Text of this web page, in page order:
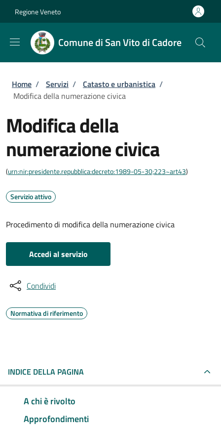
Regione Veneto
Comune di San Vito di Cadore
Briciole di pane
Home / Servizi / Catasto e urbanistica /
Modifica della numerazione civica
Modifica della
numerazione civica
(urn:nir:presidente.repubblica:decreto:1989-05-30;223~art43)
Servizio attivo
Procedimento di modifica della numerazione civica
Accedi al servizio
Condividi
Normativa di riferimento
INDICE DELLA PAGINA
A chi è rivolto
Approfondimenti